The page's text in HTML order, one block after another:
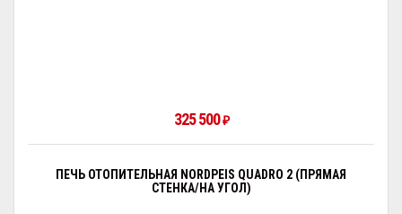
325 500₽
ПЕЧЬ ОТОПИТЕЛЬНАЯ NORDPEIS QUADRO 2 (ПРЯМАЯ
СТЕНКА/НА УГОЛ)